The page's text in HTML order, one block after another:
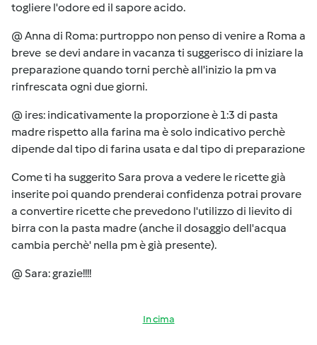
togliere l'odore ed il sapore acido.
@ Anna di Roma: purtroppo non penso di venire a Roma a
breve se devi andare in vacanza ti suggerisco di iniziare la
preparazione quando torni perchè all'inizio la pm va
rinfrescata ogni due giorni.
@ ires: indicativamente la proporzione è 1:3 di pasta
madre rispetto alla farina ma è solo indicativo perchè
dipende dal tipo di farina usata e dal tipo di preparazione
Come ti ha suggerito Sara prova a vedere le ricette già
inserite poi quando prenderai confidenza potrai provare
a convertire ricette che prevedono l'utilizzo di lievito di
birra con la pasta madre (anche il dosaggio dell'acqua
cambia perchè' nella pm è già presente).
@ Sara: grazie!!!!
In cima